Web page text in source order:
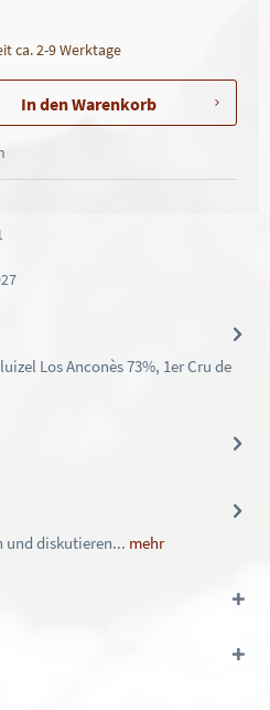
ca. 2-9 Werktage
In denWarenkorb
Los Anconès 73%, 1er Cru de
und diskutieren... mehr